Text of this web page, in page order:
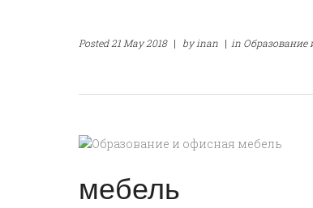
Posted21 May 2018 | byinan | in Образование
мебель